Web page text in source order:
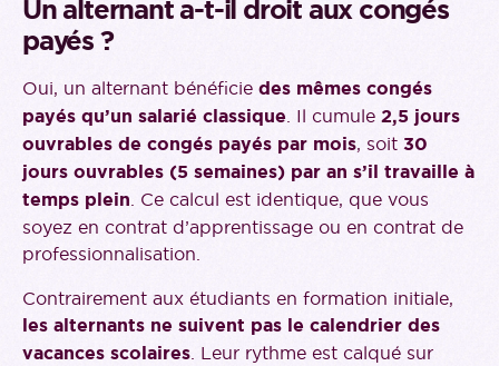
Un alternant a-t-il droit aux congés
payés ?
Oui, un alternant bénéficie des mêmes congés
payés qu’un salarié classique . Il cumule 2,5 jours
ouvrables de congés payés par mois, soit 30
jours ouvrables (5 semaines) par an s’il travaille à
temps plein . Ce calcul est identique, que vous
soyez en contrat d’apprentissage ou en contrat de
professionnalisation.
Contrairement aux étudiants en formation initiale,
les alternants ne suivent pas le calendrier des
vacances scolaires . Leur rythme est calqué sur